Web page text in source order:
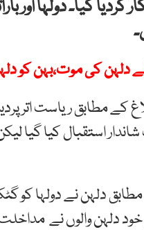
کردیا گیا۔ دولہا
کی موت،بہن کو دلہن
کے مطابق ریاست
استقبال کیا گیا
مطابق دلہن نے دولہا
خود دلہن والوں نے